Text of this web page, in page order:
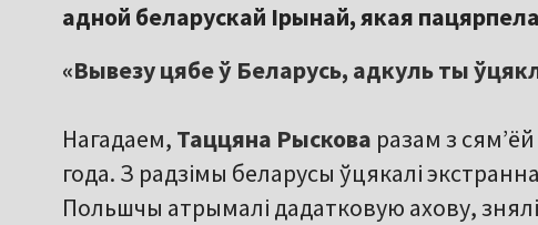
адной беларускай Ірынай, якая
«Вывезу цябе ў Беларусь, адкуль ты
Нагадаем, Таццяна Рыскова разам з сям’ёй
года. З радзімы беларусы ўцякалі
Польшчы атрымалі дадатковую ахову,